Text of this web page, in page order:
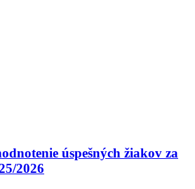
úspešných žiakov za
2026